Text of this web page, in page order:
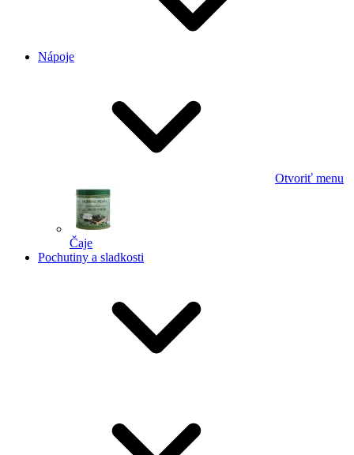
Nápoje
Otvoriť menu
Čaje
Pochutiny a sladkosti